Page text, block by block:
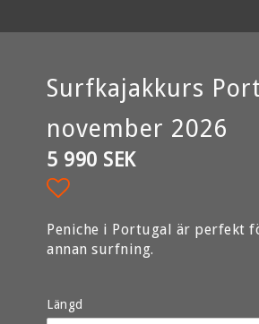
Surfkajakkurs
november 2026
5 990 SEK
Lägg till i
Peniche i Portugal är perfekt
annan surfning.
Längd